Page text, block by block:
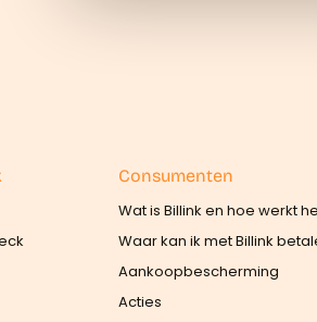
Consumenten
Wat is Billink en hoe werkt
Waar kan ik met Billink
Aankoopbescherming
Acties